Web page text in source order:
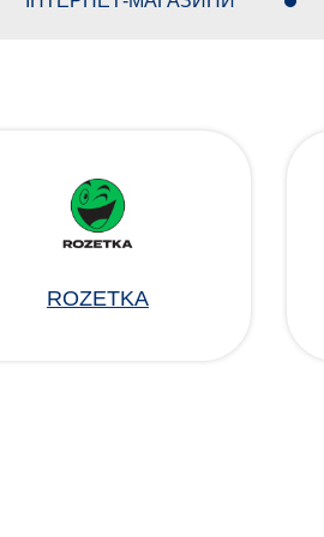
ROZETKA